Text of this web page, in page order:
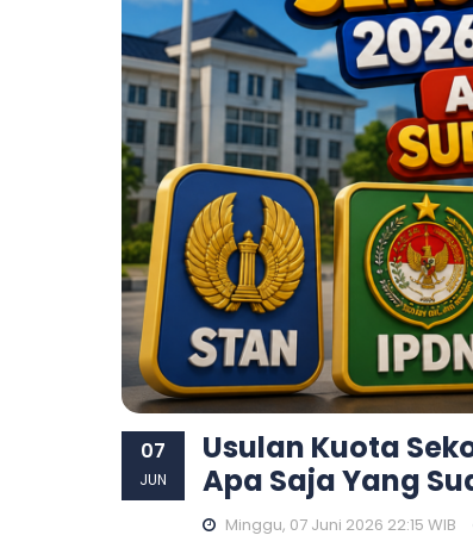
07
JUN
Usulan Kuota
Apa Saja Yang
Minggu, 07 Juni 2026 22:15 WIB